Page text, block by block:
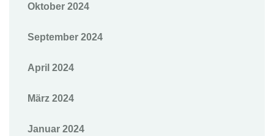
Oktober 2024
September 2024
April 2024
März 2024
Januar 2024